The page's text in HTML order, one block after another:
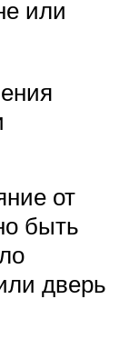
или
от
быть
дверь